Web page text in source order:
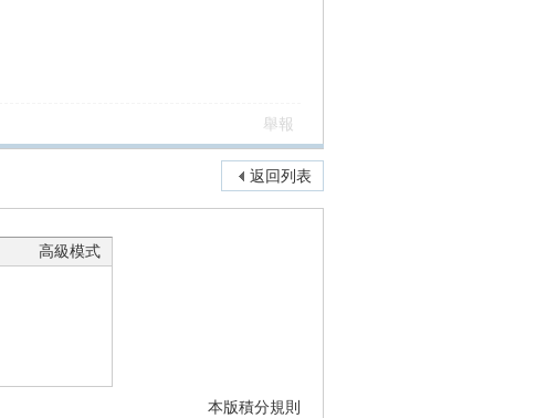
舉報
返回列表
高級模式
本版積分規則